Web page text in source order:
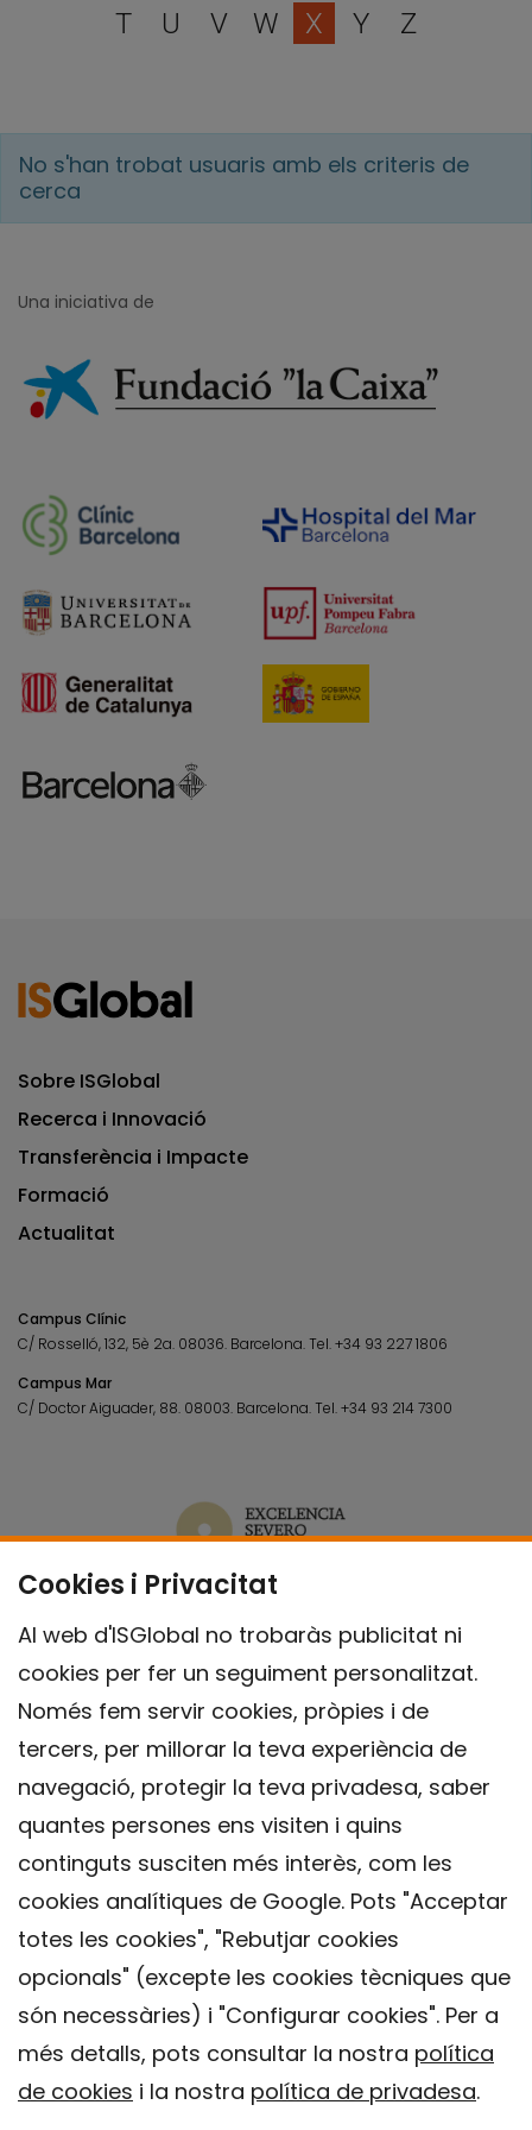
T
U V W X Y Z
No s'han trobat usuaris amb els criteris de
cerca
Cookies i Privacitat
Al web d'ISGlobal no trobaràs publicitat ni
cookies per fer un seguiment personalitzat.
Només fem servir cookies, pròpies i de
tercers, per millorar la teva experiència de
navegació, protegir la teva privadesa, saber
quantes persones ens visiten i quins
continguts susciten més interès, com les
cookies analítiques de Google. Pots "Acceptar
totes les cookies", "Rebutjar cookies
opcionals" (excepte les cookies tècniques que
són necessàries) i "Configurar cookies". Per a
més detalls, pots consultar la nostra política
de cookies i la nostra política de privadesa.
Una iniciativa de
Sobre ISGlobal
Recerca i Innovació
Transferència i Impacte
Formació
Actualitat
Campus Clínic
C/ Rosselló, 132, 5è 2a. 08036. Barcelona.Tel.+34 93 227 1806
Campus Mar
C/ Doctor Aiguader, 88. 08003. Barcelona.Tel.+34 93 214 7300
Contacte
Política de privacitat
Política de Cookies